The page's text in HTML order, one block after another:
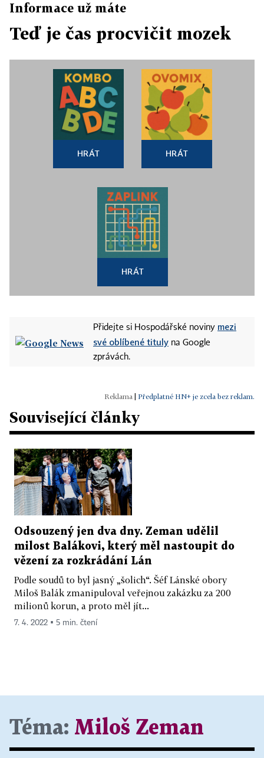
Informace už máte
Teď je čas procvičit mozek
HRÁT HRÁT
HRÁT
Přidejte si Hospodářské noviny mezi
své oblíbené tituly na Google
zprávách.
Předplatné HN+ je zcela bez reklam.
Související články
Odsouzený jen dva dny. Zeman udělil
milost Balákovi, který měl nastoupit do
vězení za rozkrádání Lán
Podle soudů to byl jasný „šolich“. Šéf Lánské obory
Miloš Balák zmanipuloval veřejnou zakázku za 200
milionů korun, a proto měl jít...
7. 4. 2022 ▪ 5 min. čtení
Téma: Miloš Zeman